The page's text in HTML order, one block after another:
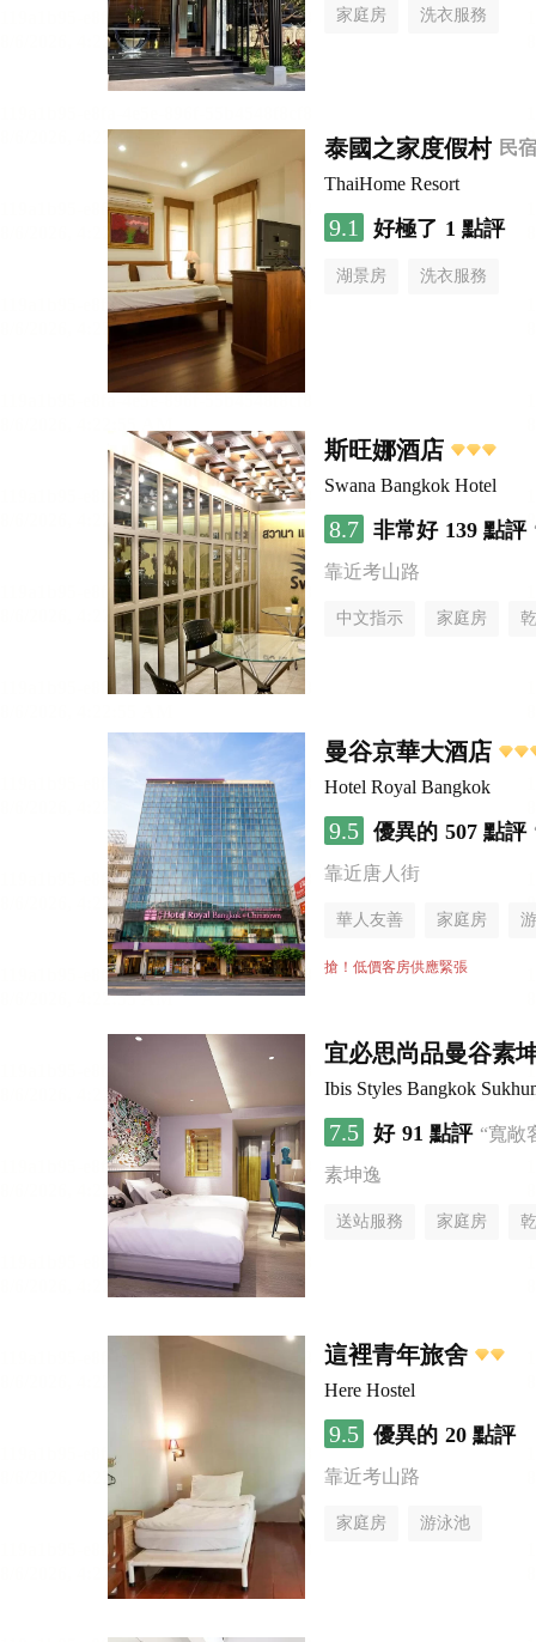
家庭房 洗衣服務
泰國之家度假村 民宿
ThaiHome Resort
9.1 好極了 1 點評
湖景房 洗衣服務
斯旺娜酒店
Swana Bangkok Hotel
8.7 非常好 139 點評
靠近考山路
中文指示 家庭房
曼谷京華大酒店
Hotel Royal Bangkok
9.5 優異的 507 點評
靠近唐人街
華人友善 家庭房
搶！低價客房供應緊張
宜必思尚品曼谷素
Ibis Styles Bangkok
7.5 好 91 點評 “寬敞
素坤逸
送站服務 家庭房
這裡青年旅舍
Here Hostel
9.5 優異的 20 點評
靠近考山路
家庭房 游泳池